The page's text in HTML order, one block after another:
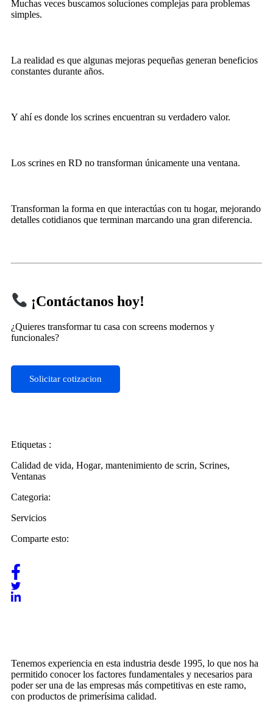
Muchas veces buscamos soluciones complejas para problemas
simples.
La realidad es que algunas mejoras pequeñas generan beneficios
constantes durante años.
Y ahí es donde los scrines encuentran su verdadero valor.
Los scrines en RD no transforman únicamente una ventana.
Transforman la forma en que interactúas con tu hogar, mejorando
detalles cotidianos que terminan marcando una gran diferencia.
¡Contáctanos hoy!
¿Quieres transformar tu casa con screens modernos y
funcionales?
Solicitar cotizacion
Etiquetas :
Calidad de vida, Hogar, mantenimiento de scrin, Scrines,
Ventanas
Categoria:
Servicios
Comparte esto:
Tenemos experiencia en esta industria desde 1995, lo que nos ha
permitido conocer los factores fundamentales y necesarios para
poder ser una de las empresas más competitivas en este ramo,
con productos de primerísima calidad.